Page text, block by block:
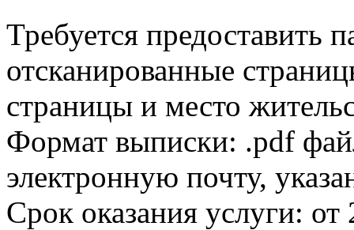
Требуется предоставить
отсканированные
страницы и место
Формат выписки: .pdf
электронную почту,
Срок оказания услуги: от